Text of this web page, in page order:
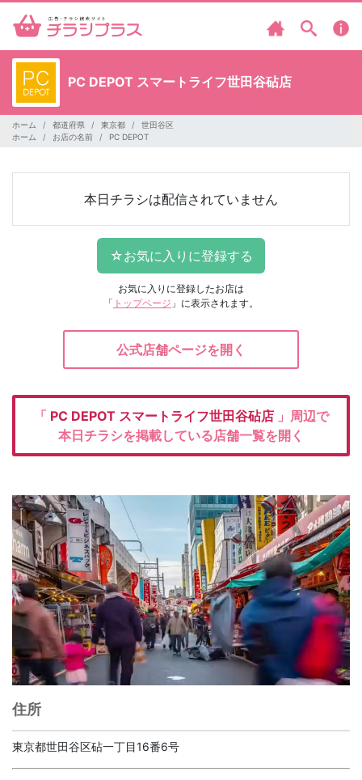
PC DEPOT スマートライフ世田谷砧店
ホーム 都道府県 東京都
世田谷区
ホーム
お店の名前 PC DEPOT
本日チラシは配信されていません
お気に入りに登録したお店は
「 トップページ 」に表示されます。
公式店舗ページを開く
「 PC DEPOT スマートライフ世田谷砧店 」周辺で
本日チラシを掲載している店舗一覧を開く
住所
東京都世田谷区砧一丁目16番6号